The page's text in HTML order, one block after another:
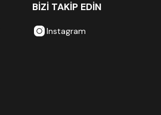
BİZİ TAKİP EDİN
Instagram